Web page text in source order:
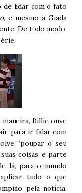
de lidar com o fato
, e mesmo a Giada
De todo modo,
Billie ouve
para ir falar com
“poupar o seu
coisas e parte
lá, para o mundo
tudo o que
pela notícia,